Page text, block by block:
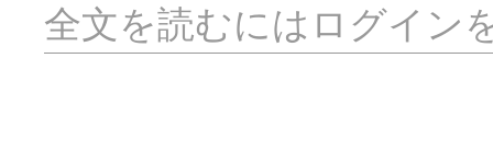
全文を読むにはログイン